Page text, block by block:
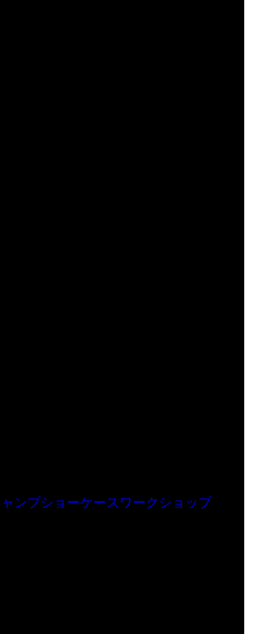
ンプショーケースワークショップ